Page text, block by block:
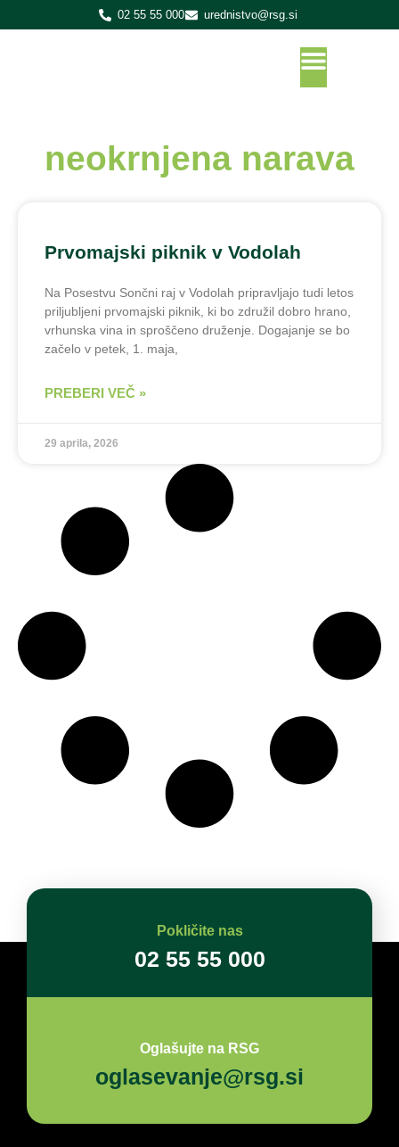
02 55 55 000 urednistvo@rsg.si
neokrnjena narava
Prvomajski piknik v Vodolah
Na Posestvu Sončni raj v Vodolah pripravljajo tudi letos
priljubljeni prvomajski piknik, ki bo združil dobro hrano,
vrhunska vina in sproščeno druženje. Dogajanje se bo
začelo v petek, 1. maja,
PREBERI VEČ »
29 aprila, 2026
Pokličite nas
02 55 55 000
Oglašujte na RSG
oglasevanje@rsg.si